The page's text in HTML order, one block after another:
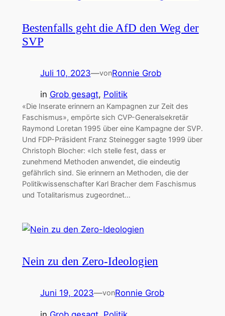
Bestenfalls geht die AfD den Weg der
SVP
Juli 10, 2023—vonRonnie Grob
in Grob gesagt, Politik
«Die Inserate erinnern an Kampagnen zur Zeit des
Faschismus», empörte sich CVP-Generalsekretär
Raymond Loretan 1995 über eine Kampagne der SVP.
Und FDP-Präsident Franz Steinegger sagte 1999 über
Christoph Blocher: «Ich stelle fest, dass er
zunehmend Methoden anwendet, die eindeutig
gefährlich sind. Sie erinnern an Methoden, die der
Politikwissenschafter Karl Bracher dem Faschismus
und Totalitarismus zugeordnet…
Nein zu den Zero-Ideologien
Juni 19, 2023—vonRonnie Grob